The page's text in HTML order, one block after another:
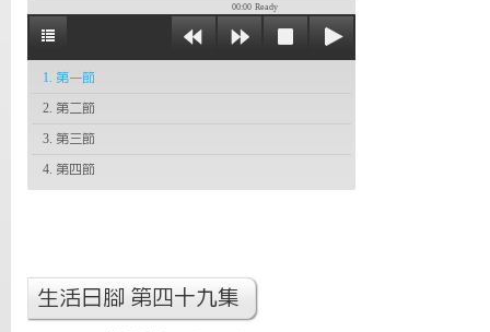
00:00 Ready
1. 第一節
2. 第二節
3. 第三節
4. 第四節
生活日腳 第四十九集